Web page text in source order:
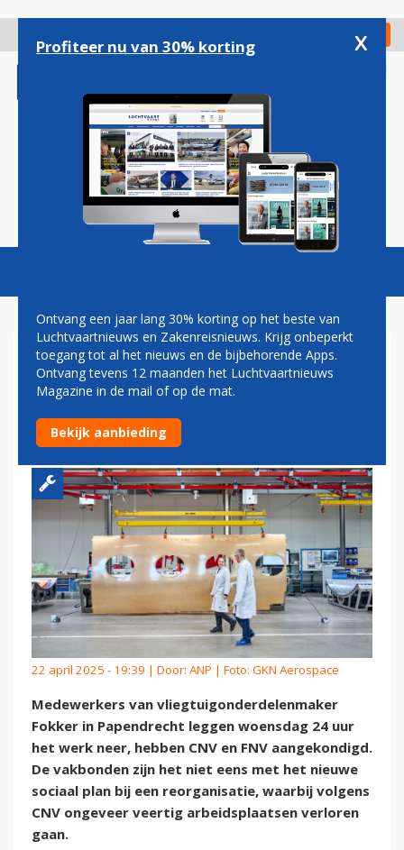
gaan
Check in
Magazine Podcasts Vacatures
WERKNEMERS FOKKER-
VESTIGING IN PAPENDRECHT
GAAN STAKEN
22 april 2025 - 19:39 | Door: ANP | Foto: GKN Aerospace
Medewerkers van vliegtuigonderdelenmaker
Fokker in Papendrecht leggen woensdag 24 uur
het werk neer, hebben CNV en FNV aangekondigd.
De vakbonden zijn het niet eens met het nieuwe
sociaal plan bij een reorganisatie, waarbij volgens
CNV ongeveer veertig arbeidsplaatsen verloren
gaan.
Profiteer nu van 30% korting x
Ontvang een jaar lang 30% korting op het beste van
Luchtvaartnieuws en Zakenreisnieuws. Krijg onbeperkt
toegang tot al het nieuws en de bijbehorende Apps.
Ontvang tevens 12 maanden het Luchtvaartnieuws
Magazine in de mail of op de mat.
Bekijk aanbieding